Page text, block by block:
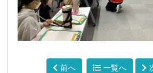
前へ 一覧へ